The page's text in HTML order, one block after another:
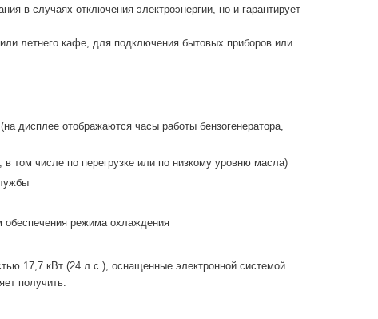
в случаях отключения электроэнергии, но и гарантирует
летнего кафе, для подключения бытовых приборов или
дисплее отображаются часы работы бензогенератора,
том числе по перегрузке или по низкому уровню масла)
обеспечения режима охлаждения
17,7 кВт (24 л.с.), оснащенные электронной системой
получить: